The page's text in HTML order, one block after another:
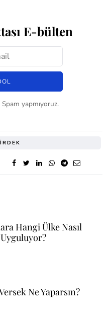
E-bülten
yapmıyoruz.
Hangi Ülke Nasıl
Ne Yaparsın?